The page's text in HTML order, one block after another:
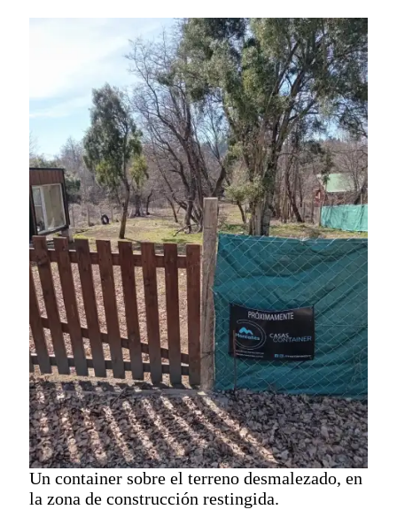
Un container sobre el terreno desmalezado, en
la zona de construcción restingida.